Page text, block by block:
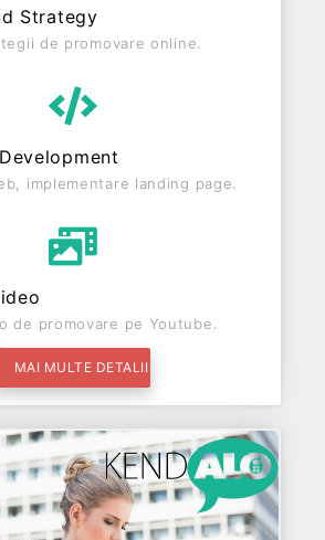
Strategy
de promovare online.
implementare landing page.
de promovare pe Youtube.
MAI MULTE DETALII